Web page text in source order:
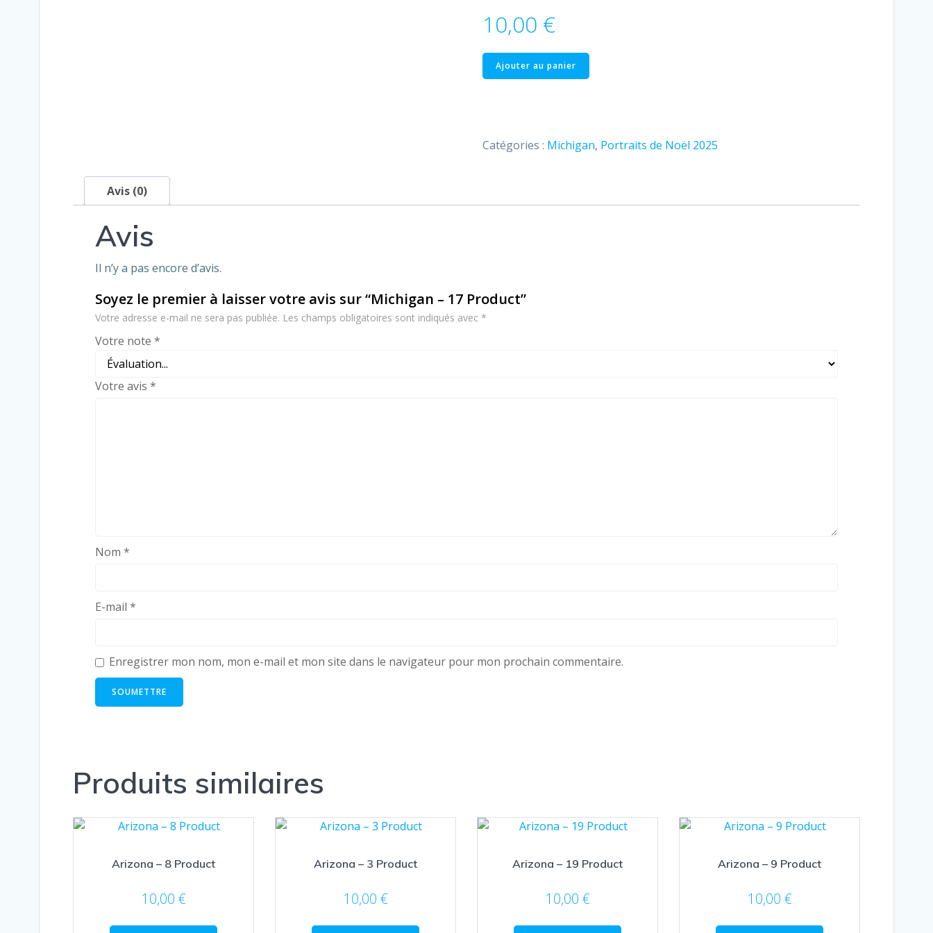
10,00 €
quantité
de
Product
Ajouter au panier
Catégories : Michigan, Portraits de Noël 2025
Avis (0)
Avis
Il n’y a pas encore d’avis.
Soyez le premier à laisser votre avis sur “Michigan – 17 Product”
Votre adresse e-mail ne sera pas publiée. Les champs obligatoires sont indiqués avec *
Votre note *
Votre avis *
Nom *
E-mail *
Enregistrer mon nom, mon e-mail et mon site dans le navigateur pour mon prochain commentaire.
Produits similaires
Arizona – 8 Product
10,00 €
Arizona – 3 Product
10,00 €
Arizona – 19 Product
10,00 €
Arizona – 9 Product
10,00 €